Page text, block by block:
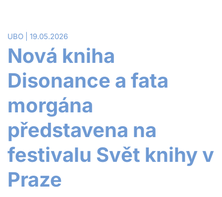
UBO | 19.05.2026
Nová kniha
Disonance a fata
morgána
představena na
festivalu Svět knihy v
Praze